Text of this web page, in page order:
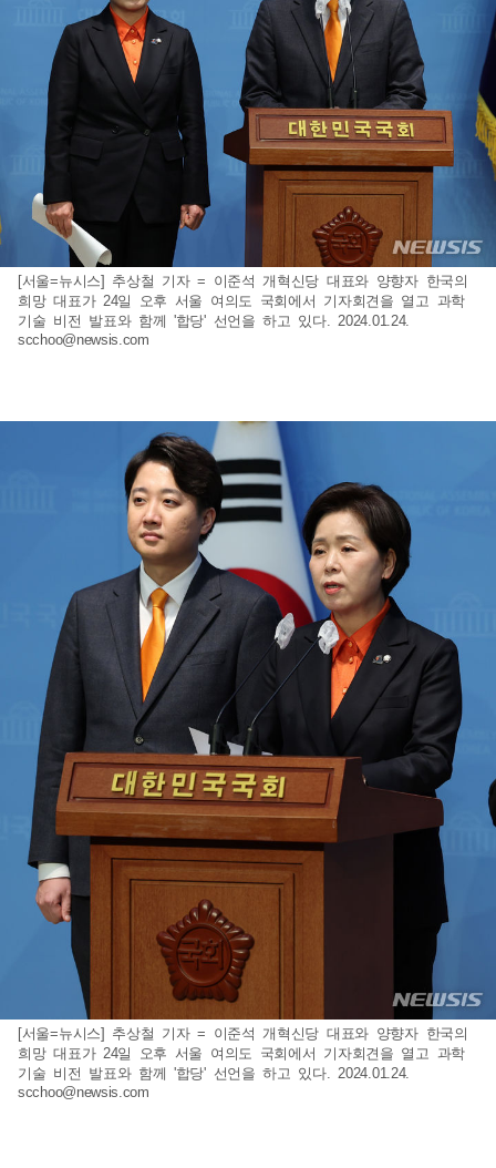
[서울=뉴시스] 추상철 기자 = 이준석 개혁신당 대표와 양향자 한국의
희망 대표가 24일 오후 서울 여의도 국회에서 기자회견을 열고 과학
기술 비전 발표와 함께 '합당' 선언을 하고 있다. 2024.01.24.
scchoo@newsis.com
[서울=뉴시스] 추상철 기자 = 이준석 개혁신당 대표와 양향자 한국의
희망 대표가 24일 오후 서울 여의도 국회에서 기자회견을 열고 과학
기술 비전 발표와 함께 '합당' 선언을 하고 있다. 2024.01.24.
scchoo@newsis.com